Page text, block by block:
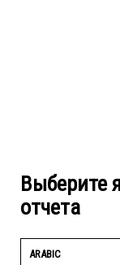
Выберите
отчета
ARABIC